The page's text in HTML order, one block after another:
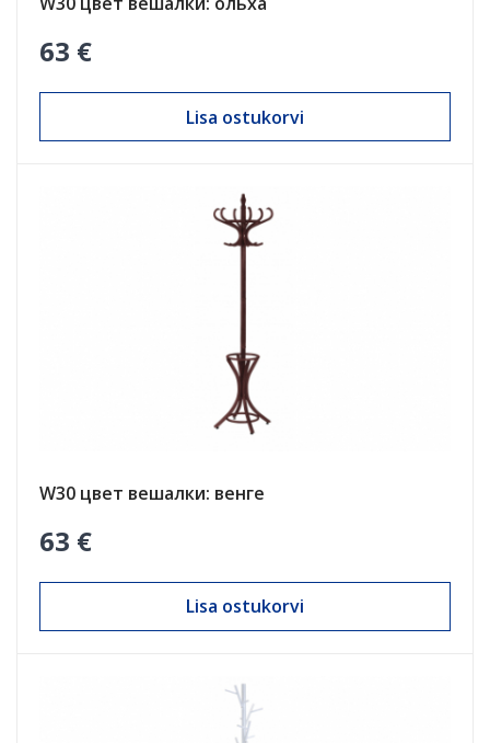
63 €
Lisa ostukorvi
W30 цвет вешалки: венге
63 €
Lisa ostukorvi